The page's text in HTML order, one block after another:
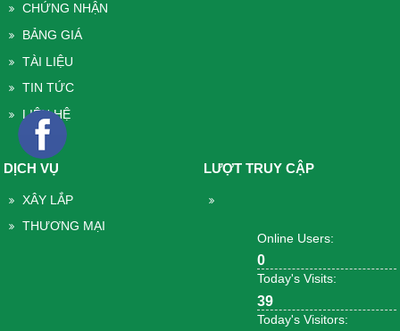
CHỨNG NHẬN
BẢNG GIÁ
TÀI LIỆU
TIN TỨC
LIÊN HỆ
DỊCH VỤ
XÂY LẮP
THƯƠNG MẠI
LƯỢT TRUY CẬP
Online Users:
0
Today's Visits:
39
Today's Visitors: